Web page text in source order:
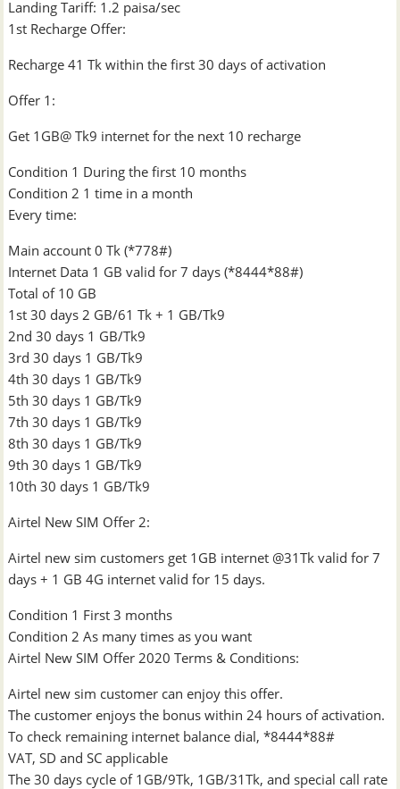
Landing Tariff: 1.2 paisa/sec
1st Recharge Offer:
Recharge 41 Tk within the first 30 days of activation
Offer 1:
Get 1GB@ Tk9 internet for the next 10 recharge
Condition 1 During the first 10 months
Condition 2 1 time in a month
Every time:
Main account 0 Tk (*778#)
Internet Data 1 GB valid for 7 days (*8444*88#)
Total of 10 GB
1st 30 days 2 GB/61 Tk + 1 GB/Tk9
2nd 30 days 1 GB/Tk9
3rd 30 days 1 GB/Tk9
4th 30 days 1 GB/Tk9
5th 30 days 1 GB/Tk9
7th 30 days 1 GB/Tk9
8th 30 days 1 GB/Tk9
9th 30 days 1 GB/Tk9
10th 30 days 1 GB/Tk9
Airtel New SIM Offer 2:
Airtel new sim customers get 1GB internet @31Tk valid for 7
days + 1 GB 4G internet valid for 15 days.
Condition 1 First 3 months
Condition 2 As many times as you want
Airtel New SIM Offer 2020 Terms & Conditions:
Airtel new sim customer can enjoy this offer.
The customer enjoys the bonus within 24 hours of activation.
To check remaining internet balance dial, *8444*88#
VAT, SD and SC applicable
The 30 days cycle of 1GB/9Tk, 1GB/31Tk, and special call rate